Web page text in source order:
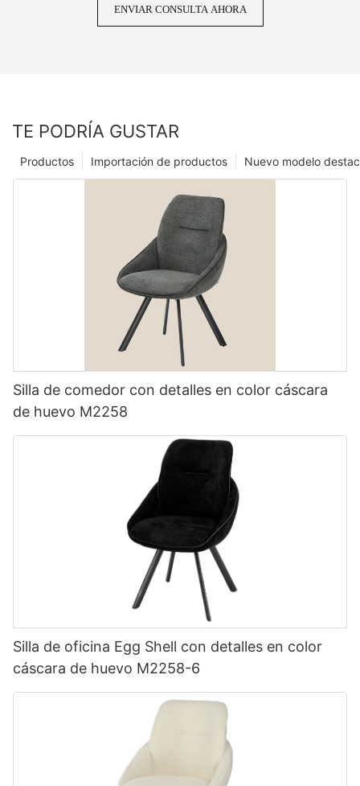
ENVIAR CONSULTA AHORA
TE PODRÍA GUSTAR
Nuevo modelo
Importación de productos
Productos
Silla de comedor con detalles en color cáscara
de huevo M2258
Silla de oficina Egg Shell con detalles en color
cáscara de huevo M2258-6